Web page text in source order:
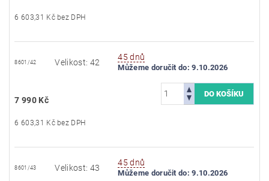
6 603,31 Kč bez DPH
8601/42 Velikost: 42
45 dnů
Můžeme doručit do: 9.10.2026
7 990 Kč
6 603,31 Kč bez DPH
8601/43 Velikost: 43
45 dnů
Můžeme doručit do: 9.10.2026